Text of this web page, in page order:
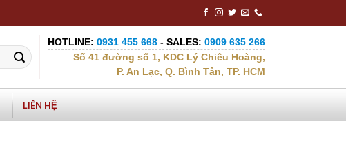
HOTLINE: 0931 455 668 - SALES: 0909 635 266
Số 41 đường số 1, KDC Lý Chiêu Hoàng,
P. An Lạc, Q. Bình Tân, TP. HCM
LIÊN HỆ